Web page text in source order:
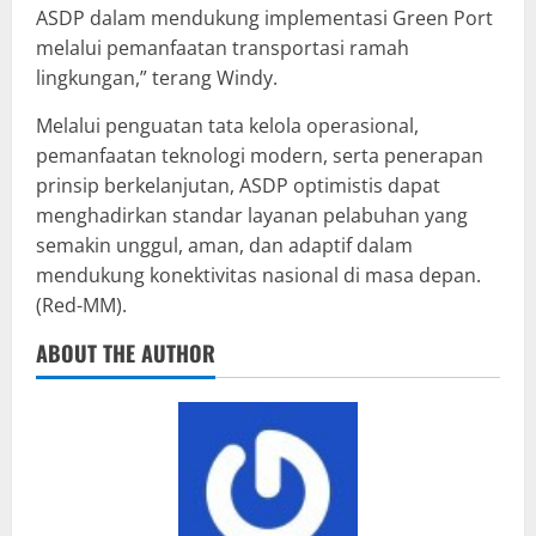
ASDP dalam mendukung implementasi Green Port
melalui pemanfaatan transportasi ramah
lingkungan,” terang Windy.
Melalui penguatan tata kelola operasional,
pemanfaatan teknologi modern, serta penerapan
prinsip berkelanjutan, ASDP optimistis dapat
menghadirkan standar layanan pelabuhan yang
semakin unggul, aman, dan adaptif dalam
mendukung konektivitas nasional di masa depan.
(Red-MM).
ABOUT THE AUTHOR